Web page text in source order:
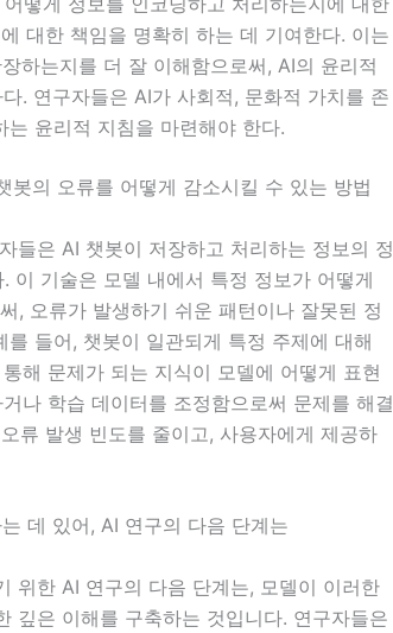
대한 책임을 명확히 하는 데 기여한다. 이는
하는지를 더 잘 이해함으로써, AI의 윤리적
. 연구자들은 AI가 사회적, 문화적 가치를 존
윤리적 지침을 마련해야 한다.
의 오류를 어떻게 감소시킬 수 있는 방법
들은 AI 챗봇이 저장하고 처리하는 정보의 정
이 기술은 모델 내에서 특정 정보가 어떻게
, 오류가 발생하기 쉬운 패턴이나 잘못된 정
들어, 챗봇이 일관되게 특정 주제에 대해
해 문제가 되는 지식이 모델에 어떻게 표현
나 학습 데이터를 조정함으로써 문제를 해결
류 발생 빈도를 줄이고, 사용자에게 제공하
데 있어, AI 연구의 다음 단계는
위한 AI 연구의 다음 단계는, 모델이 이러한
깊은 이해를 구축하는 것입니다. 연구자들은